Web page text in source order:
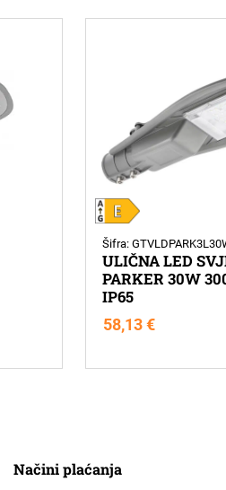
Šifra:
ULIČNA LED
PARKER 30W
IP65
58,13€
Načini plaćanja